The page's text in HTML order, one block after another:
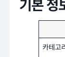
기본 정
카테고